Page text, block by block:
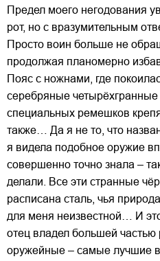
Предел моего негодования
рот, но с вразумительным
Просто воин больше не
продолжая планомерно
Пояс с ножнами, где
серебряные
специальных ремешков
также… Да я не то, что
я видела подобное оружие
совершенно точно знала –
делали. Все эти странные
расписана сталь, чья
для меня неизвестной… И
отец владел большей частью
оружейные – самые лучшие